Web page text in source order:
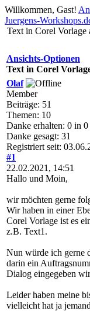
Willkommen, Gast!
Juergens-
Text in Corel
Ansichts-Optionen
Text in Corel
Olaf
Member
Beiträge: 51
Themen: 10
Danke erhalten: 0 in 0
Danke gesagt: 31
Registriert seit:
#1
22.02.2021, 14:51
Hallo und Moin,
wir möchten gerne
Wir haben in einer
Corel Vorlage ist es
z.B. Text1.
Nun würde ich gerne
darin ein
Dialog eingegeben
Leider haben meine
vielleicht hat ja